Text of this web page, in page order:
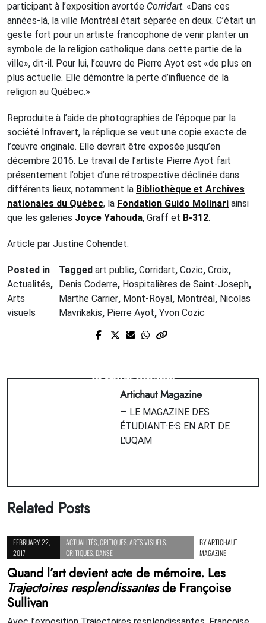
participant à l’exposition avortée Corridart. «Dans ces
années-là, la ville Montréal était séparée en deux. C’était un
geste fort pour un artiste francophone de venir planter un
symbole de la religion catholique dans cette partie de la
ville», dit-il. Pour lui, l’œuvre de Pierre Ayot est «de plus en
plus actuelle. Elle démontre la perte d’influence de la
religion au Québec.»
Reproduite à l’aide de photographies de l’époque par la
société Infravert, la réplique se veut une copie exacte de
l’œuvre originale. Elle devrait être exposée jusqu’en
décembre 2016. Le travail de l’artiste Pierre Ayot fait
présentement l’objet d’une rétrospective déclinée dans
différents lieux, notamment la Bibliothèque et Archives
nationales du Québec, la Fondation Guido Molinari ainsi
que les galeries Joyce Yahouda, Graff et B-312.
Article par Justine Cohendet.
Posted in
Actualités,
Arts
visuels
Tagged art public, Corridart, Cozic, Croix,
Denis Coderre, Hospitalières de Saint-Joseph,
Marthe Carrier, Mont-Royal, Montréal, Nicolas
Mavrikakis, Pierre Ayot, Yvon Cozic
Prev Post
Madeleine
et deux amants
Artichaut Magazine
— LE MAGAZINE DES
ÉTUDIANT·E·S EN ART DE
L'UQAM
Related Posts
FEBRUARY 22,
2017
ACTUALITÉS ,CRITIQUES ,ARTS VISUELS
CRITIQUES DANSE
BYARTICHAUT
MAGAZINE
Quand l’art devient acte de mémoire. Les
Trajectoires resplendissantesde Françoise
Sullivan